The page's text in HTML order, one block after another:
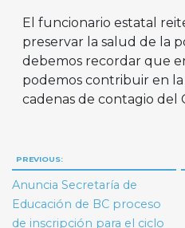
El funcionario estatal
preservar la salud de la
debemos recordar que
podemos contribuir en
cadenas de contagio del
Navegación
de
entradas
PREVIOUS:
Anuncia Secretaría de
Educación de BC proceso
de inscripción para el ciclo